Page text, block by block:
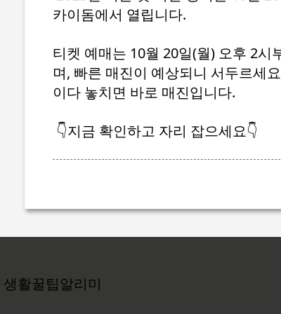
카이돔에서 열립니다.
티켓 예매는 10월 20일(월) 오후 2시
며, 빠른 매진이 예상되니 서두르세
이다 놓치면 바로 매진입니다.
👇지금 확인하고 자리 잡으세요👇
활꿀팁알리미